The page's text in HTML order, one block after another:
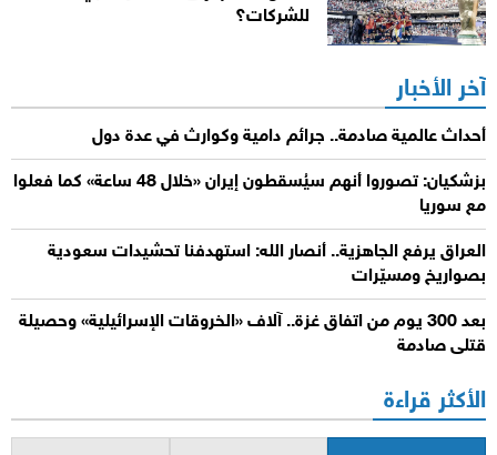
للشركات؟
آخر الأخبار
أحداث عالمية صادمة.. جرائم دامية وكوارث في عدة دول
بزشكيان: تصوروا أنهم سيُسقطون إيران «خلال 48 ساعة» كما فعلوا
مع سوريا
العراق يرفع الجاهزية.. أنصار الله: استهدفنا تحشيدات سعودية
بصواريخ ومسيّرات
بعد 300 يوم من اتفاق غزة.. آلاف «الخروقات الإسرائيلية» وحصيلة
قتلى صادمة
الأكثر قراءة